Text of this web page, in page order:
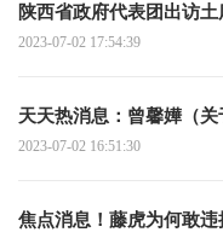
陕西省政府代表团出访
2023-07-02 17:54:39
天天热消息：曾馨嬅（关
2023-07-02 16:51:30
焦点消息！藤虎为何敢